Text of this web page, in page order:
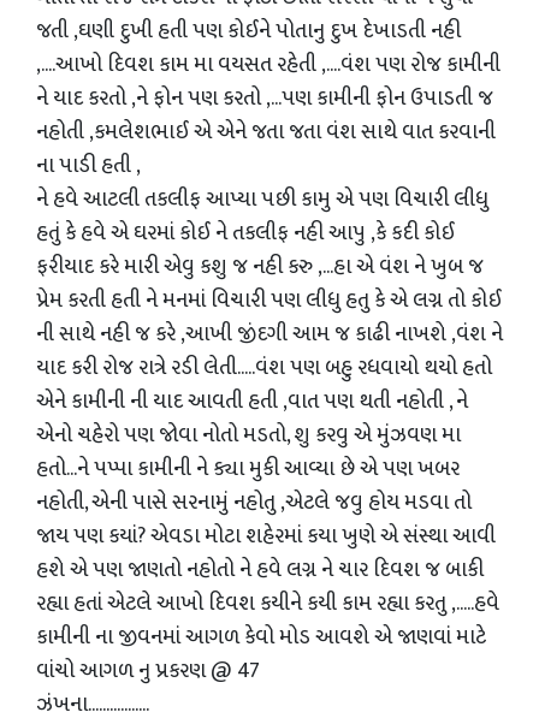
જતી ,ઘણી દુખી હતી પણ કોઈને પોતાનુ દુખ દેખાડતી નહી
,....આખો દિવશ કામ મા વયસત રહેતી ,....વંશ પણ રોજ કામીની
ને યાદ કરતો ,ને ફોન પણ કરતો ,...પણ કામીની ફોન ઉપાડતી જ
નહોતી ,કમલેશભાઈ એ એને જતા જતા વંશ સાથે વાત કરવાની
ના પાડી હતી ,
ને હવે આટલી તકલીફ આપ્યા પછી કામુ એ પણ વિચારી લીધુ
હતું કે હવે એ ઘરમાં કોઈ ને તકલીફ નહી આપુ ,કે કદી કોઈ
ફરીયાદ કરે મારી એવુ કશુ જ નહી કરુ ,...હા એ વંશ ને ખુબ જ
પ્રેમ કરતી હતી ને મનમાં વિચારી પણ લીધુ હતુ કે એ લગ્ન તો કોઈ
ની સાથે નહી જ કરે ,આખી જીંદગી આમ જ કાઢી નાખશે ,વંશ ને
યાદ કરી રોજ રાત્રે રડી લેતી.....વંશ પણ બહુ રધવાયો થયો હતો
એને કામીની ની યાદ આવતી હતી ,વાત પણ થતી નહોતી , ને
એનો ચહેરો પણ જોવા નોતો મડતો, શુ કરવુ એ મુંઝવણ મા
હતો...ને પપ્પા કામીની ને ક્યા મુકી આવ્યા છે એ પણ ખબર
નહોતી, એની પાસે સરનામું નહોતુ ,એટલે જવુ હોય મડવા તો
જાય પણ કયાં? એવડા મોટા શહેરમાં કયા ખુણે એ સંસ્થા આવી
હશે એ પણ જાણતો નહોતો ને હવે લગ્ન ને ચાર દિવશ જ બાકી
રહ્યા હતાં એટલે આખો દિવશ કયીને કયી કામ રહ્યા કરતુ ,.....હવે
કામીની ના જીવનમાં આગળ કેવો મોડ આવશે એ જાણવાં માટે
વાંચો આગળ નુ પ્રકરણ @ 47
ઝંખના.................